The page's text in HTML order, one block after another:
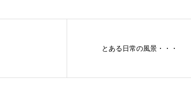
とある日常の風景・・・